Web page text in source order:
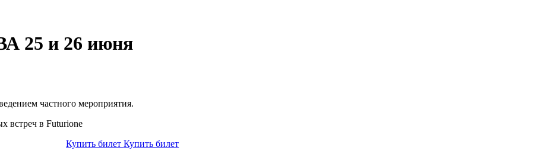
и 26 июня
частного мероприятия.
встреч в Futurione
Купить билетКупить билет